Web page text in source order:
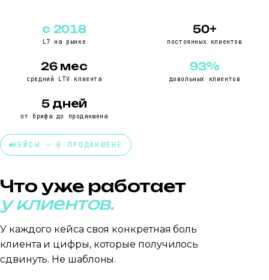
с 2018
L7 на рынке
50+
постоянных клиентов
26 мес
средний LTV клиента
93%
довольных клиентов
5 дней
от брифа до продакшена
КЕЙСЫ · В ПРОДАКШЕНЕ
Что уже работает
у клиентов.
У каждого кейса своя конкретная боль
клиента и цифры, которые получилось
сдвинуть. Не шаблоны.